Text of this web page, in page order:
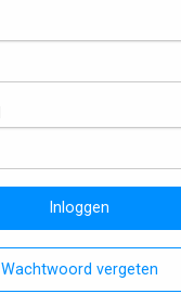
Inloggen
Wachtwoord vergeten